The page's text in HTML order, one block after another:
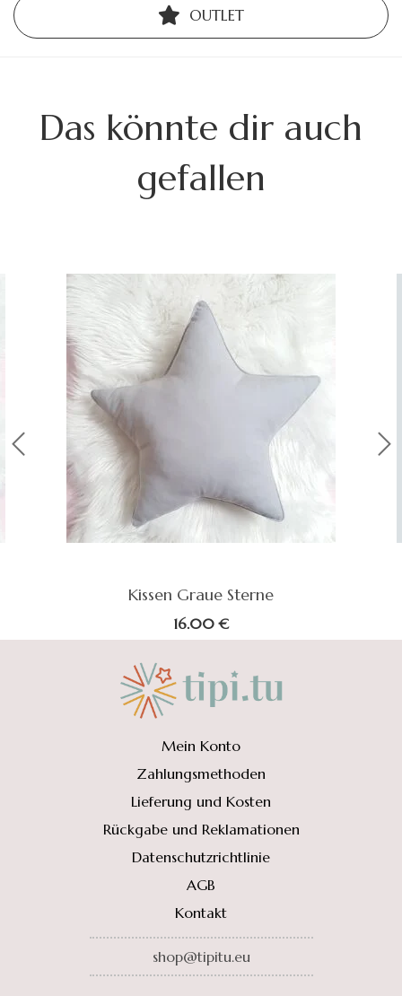
OUTLET
Das könnte dir auch
gefallen
Kissen Graue Sterne
16.00€
Mein Konto
Zahlungsmethoden
Lieferung und Kosten
Rückgabe und Reklamationen
Datenschutzrichtlinie
AGB
Kontakt
shop@tipitu.eu